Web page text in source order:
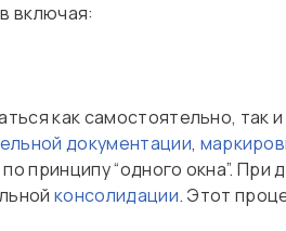
включая:
как самостоятельно, так
документации,
принципу “одного окна”. При
консолидации. Этот